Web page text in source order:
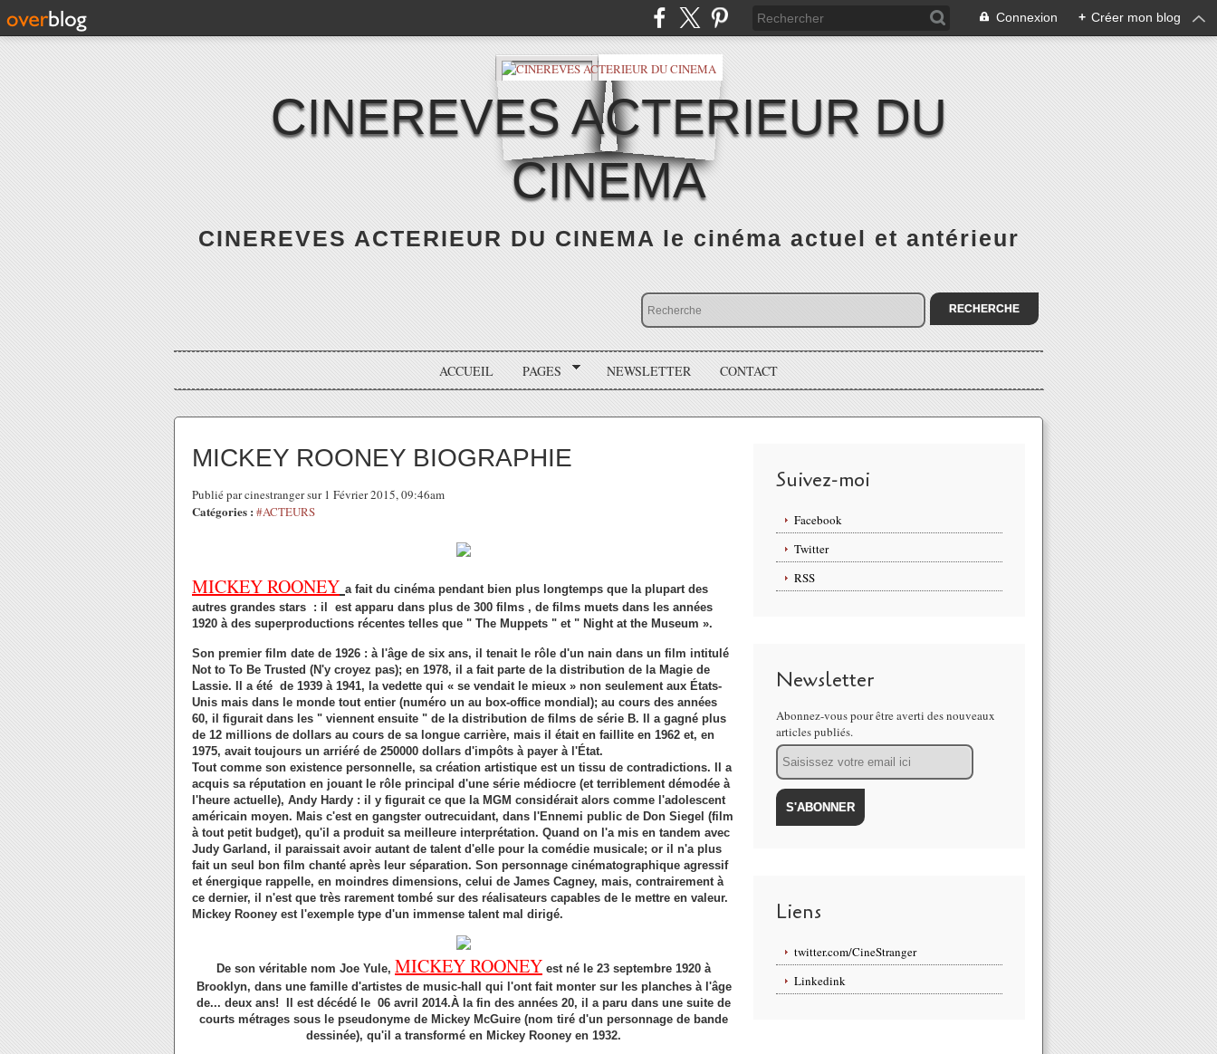
Connexion + Créer mon blog
CINEREVES ACTERIEUR DU
CINEMA
CINEREVES ACTERIEUR DU CINEMA le cinéma actuel et antérieur
ACCUEIL PAGES NEWSLETTER CONTACT
MICKEY ROONEY BIOGRAPHIE
Publié par cinestranger sur 1 Février 2015, 09:46am
Catégories : #ACTEURS
MICKEY ROONEY a fait du cinéma pendant bien plus longtemps que la plupart des
autres grandes stars : il est apparu dans plus de 300 films , de films muets dans les années
1920 à des superproductions récentes telles que " The Muppets " et " Night at the Museum ».
Son premier film date de 1926 : à l'âge de six ans, il tenait le rôle d'un nain dans un film intitulé
Not to To Be Trusted (N'y croyez pas); en 1978, il a fait parte de la distribution de la Magie de
Lassie. Il a été de 1939 à 1941, la vedette qui « se vendait le mieux » non seulement aux États-
Unis mais dans le monde tout entier (numéro un au box-office mondial); au cours des années
60, il figurait dans les " viennent ensuite " de la distribution de films de série B. Il a gagné plus
de 12 millions de dollars au cours de sa longue carrière, mais il était en faillite en 1962 et, en
1975, avait toujours un arriéré de 250000 dollars d'impôts à payer à l'État.
Tout comme son existence personnelle, sa création artistique est un tissu de contradictions. Il a
acquis sa réputation en jouant le rôle principal d'une série médiocre (et terriblement démodée à
l'heure actuelle), Andy Hardy : il y figurait ce que la MGM considérait alors comme l'adolescent
américain moyen. Mais c'est en gangster outrecuidant, dans l'Ennemi public de Don Siegel (film
à tout petit budget), qu'il a produit sa meilleure interprétation. Quand on l'a mis en tandem avec
Judy Garland, il paraissait avoir autant de talent d'elle pour la comédie musicale; or il n'a plus
fait un seul bon film chanté après leur séparation. Son personnage cinématographique agressif
et énergique rappelle, en moindres dimensions, celui de James Cagney, mais, contrairement à
ce dernier, il n'est que très rarement tombé sur des réalisateurs capables de le mettre en valeur.
Mickey Rooney est l'exemple type d'un immense talent mal dirigé.
De son véritable nom Joe Yule, MICKEY ROONEY est né le 23 septembre 1920 à
Brooklyn, dans une famille d'artistes de music-hall qui l'ont fait monter sur les planches à l'âge
de... deux ans! Il est décédé le 06 avril 2014.À la fin des années 20, il a paru dans une suite de
courts métrages sous le pseudonyme de Mickey McGuire (nom tiré d'un personnage de bande
dessinée), qu'il a transformé en Mickey Rooney en 1932.
Suivez-moi
Facebook
Twitter
RSS
Newsletter
Abonnez-vous pour être averti des nouveaux
articles publiés.
Email
Liens
twitter.com/CineStranger
Linkedink